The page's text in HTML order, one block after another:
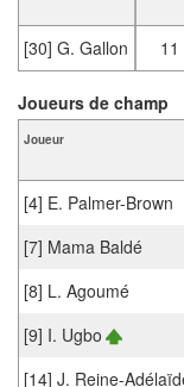
[30] G. Gallon 11
Joueur
[4] E. Palmer-Brown
[7] Mama Baldé
[8] L. Agoumé
[9] I. Ugbo
[14] J. Reine-
Joueurs de champ